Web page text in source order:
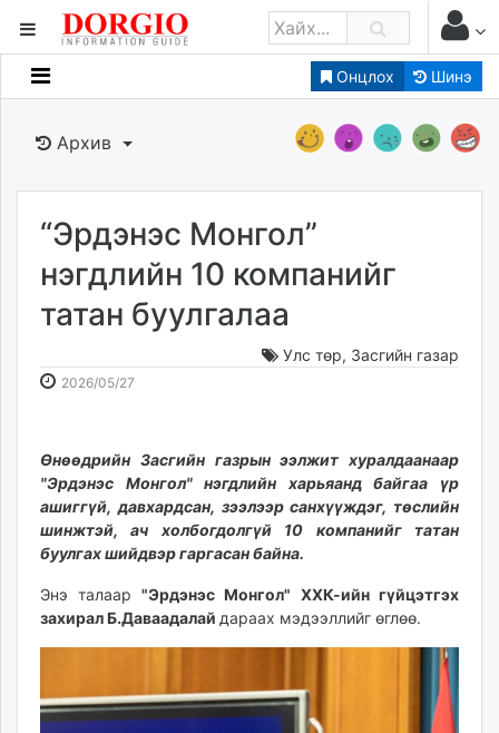
Онцлох Шинэ
Мэдээллийн
Банк санхүү
Бизнес ААН
Төрийн
Нийслэлийн
dorgio.mn
caak.mn
Baabar.mn
tovch.mn
ikon.mn
mnb.mn
Eguur.mn
24tsag.mn
ergelt.mn
Архив
“Эрдэнэс Монгол”
нэгдлийн 10 компанийг
татан буулгалаа
Улс төр, Засгийн газар
2026/05/27
12:52:48
16:19:48
Өнөөдрийн Засгийн газрын ээлжит хуралдаанаар
"Эрдэнэс Монгол" нэгдлийн харьяанд байгаа үр
ашиггүй, давхардсан, зээлээр санхүүждэг, төслийн
шинжтэй, ач холбогдолгүй 10 компанийг татан
буулгах шийдвэр гаргасан байна.
Энэ талаар "Эрдэнэс Монгол" ХХК-ийн гүйцэтгэх
захирал Б.Даваадалай дараах мэдээллийг өглөө.